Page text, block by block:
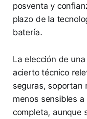
posventa y
plazo de la
batería.
La elección de
acierto técnico
seguras, soportan
menos sensibles
completa, aunque